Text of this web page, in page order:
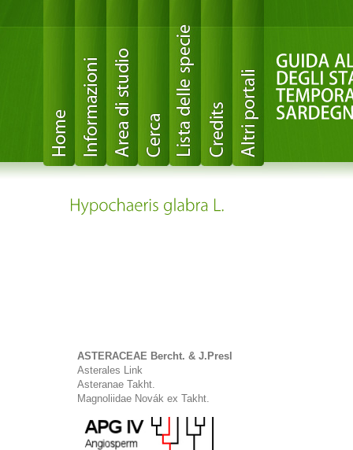
ASTERACEAE Bercht. & J.Presl
Asterales Link
Asteranae Takht.
Magnoliidae Novák ex Takht.